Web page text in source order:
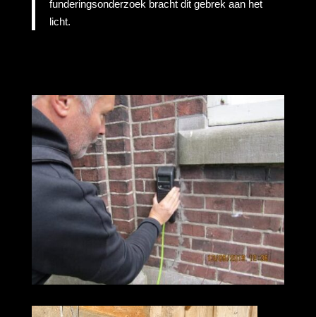
funderingsonderzoek bracht dit gebrek aan het
licht.